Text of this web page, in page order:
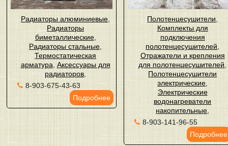
Радиаторы алюминиевые
Радиаторы
биметаллические,
Радиаторы стальные
Термостатическая
арматура Аксессуары для
радиаторов
8-903-675-43-63
Подробнее
Полотенцесушители
Комплекты для
подключения
полотенцесушителей
Отражатели и крепления
для полотенцесушителей
Полотенцесушители
электрические
Электрические
водонагреватели
накопительные
8-903-141-96-55
Подробнее